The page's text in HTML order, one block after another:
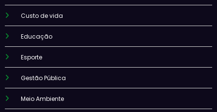
Custo de vida
Educação
Esporte
Gestão Pública
Meio Ambiente